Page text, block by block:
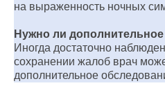
на выраженность ночных
Нужно ли
Иногда достаточно
сохранении жалоб врач
дополнительное